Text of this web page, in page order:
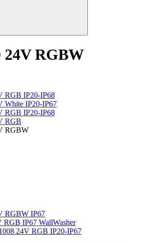
RGBW
RGB IP20-IP68
White IP20-IP67
RGB IP20-IP68
RGB
RGBW
RGBW IP67
IP67 WallWasher
24V RGB IP20-IP67